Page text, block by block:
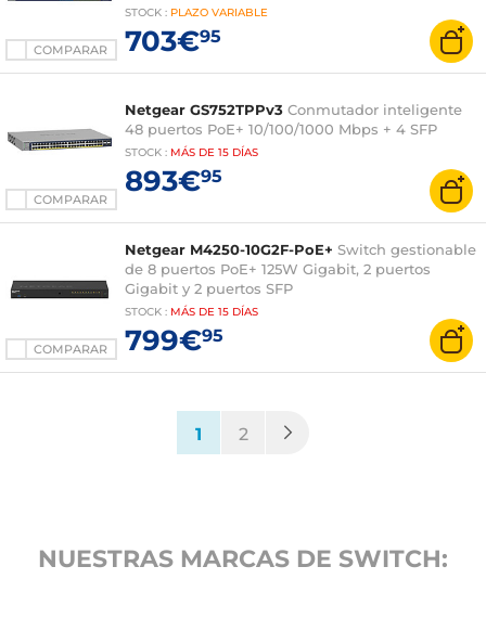
COMPARAR
STOCK : PLAZO VARIABLE
703€95
COMPARAR
Netgear GS752TPPv3 Conmutador inteligente
48 puertos PoE+ 10/100/1000 Mbps + 4 SFP
STOCK : MÁS DE 15 DÍAS
893€95
COMPARAR
Netgear M4250-10G2F-PoE+ Switch gestionable
de 8 puertos PoE+ 125W Gigabit, 2 puertos
Gigabit y 2 puertos SFP
STOCK : MÁS DE 15 DÍAS
799€95
1 (current)
2
NUESTRAS MARCAS DE SWITCH: